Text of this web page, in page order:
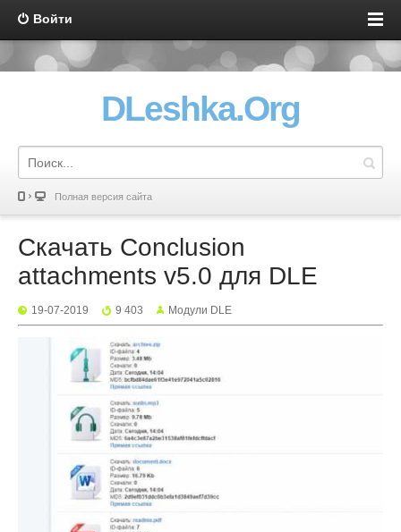
Войти
DLeshka.Org
Полная версия сайта
Скачать Conclusion
attachments v5.0 для DLE
19-07-2019 9 403 Mодули DLE